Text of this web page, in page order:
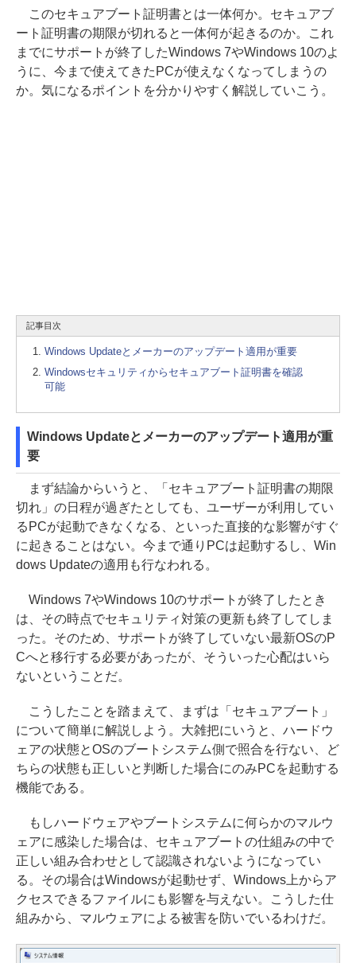
このセキュアブート証明書とは一体何か。セキュアブ
ート証明書の期限が切れると一体何が起きるのか。これ
までにサポートが終了したWindows 7やWindows 10のよ
うに、今まで使えてきたPCが使えなくなってしまうの
か。気になるポイントを分かりやすく解説していこう。
記事目次
Windows Updateとメーカーのアップデート適用が重要
Windowsセキュリティからセキュアブート証明書を確認
可能
Windows Updateとメーカーのアップデート適用が重
要
まず結論からいうと、「セキュアブート証明書の期限
切れ」の日程が過ぎたとしても、ユーザーが利用してい
るPCが起動できなくなる、といった直接的な影響がすぐ
に起きることはない。今まで通りPCは起動するし、Win
dows Updateの適用も行なわれる。
Windows 7やWindows 10のサポートが終了したとき
は、その時点でセキュリティ対策の更新も終了してしま
った。そのため、サポートが終了していない最新OSのP
Cへと移行する必要があったが、そういった心配はいら
ないということだ。
こうしたことを踏まえて、まずは「セキュアブート」
について簡単に解説しよう。大雑把にいうと、ハードウ
ェアの状態とOSのブートシステム側で照合を行ない、ど
ちらの状態も正しいと判断した場合にのみPCを起動する
機能である。
もしハードウェアやブートシステムに何らかのマルウ
ェアに感染した場合は、セキュアブートの仕組みの中で
正しい組み合わせとして認識されないようになってい
る。その場合はWindowsが起動せず、Windows上からア
クセスできるファイルにも影響を与えない。こうした仕
組みから、マルウェアによる被害を防いでいるわけだ。